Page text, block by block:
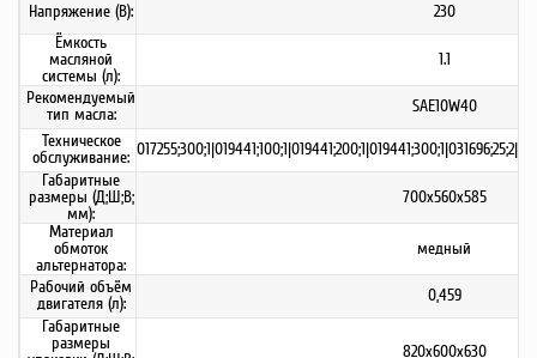
Напряжение (В):
230
Ёмкость
масляной
системы (л):
1.1
Рекомендуемый
тип масла:
SAE10W40
Техническое
обслуживание:
Габаритные
размеры (Д;Ш;В;
мм):
700х560х585
Материал
обмоток
альтернатора:
медный
Рабочий объём
двигателя (л):
0,459
Габаритные
размеры
820x600x630